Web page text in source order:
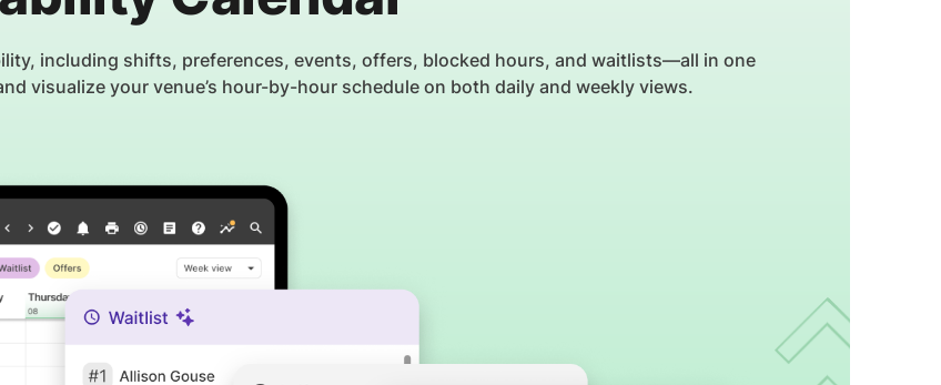
including shifts, preferences, events, offers, blocked hours, and waitlists—all in one
visualize your venue’s hour-by-hour schedule on both daily and weekly views.